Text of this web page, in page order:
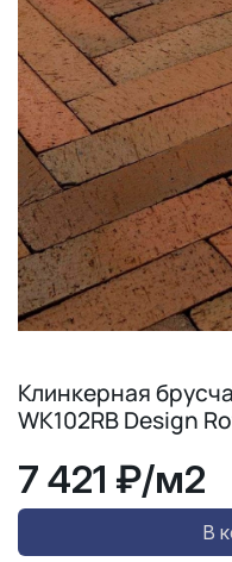
Клинкерная
WK102RB Design
7 421 ₽/м2
В